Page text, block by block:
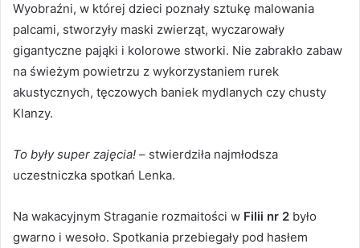
Wyobraźni, w której dzieci poznały sztukę malowania
palcami, stworzyły maski zwierząt, wyczarowały
gigantyczne pająki i kolorowe stworki. Nie zabrakło zabaw
na świeżym powietrzu z wykorzystaniem rurek
akustycznych, tęczowych baniek mydlanych czy chusty
Klanzy.
To były super zajęcia! – stwierdziła najmłodsza
uczestniczka spotkań Lenka.
Na wakacyjnym Straganie rozmaitości w Filii nr 2 było
gwarno i wesoło. Spotkania przebiegały pod hasłem